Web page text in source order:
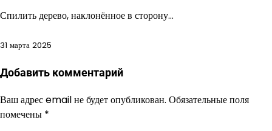
Спилить дерево, наклонённое в сторону…
31 марта 2025
Добавить комментарий
Ваш адрес email не будет опубликован. Обязательные поля
помечены *